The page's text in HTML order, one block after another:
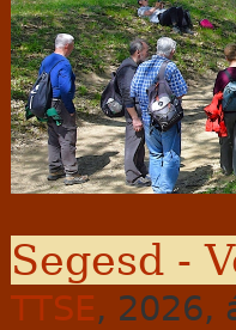
Segesd -
TTSE, 2026,